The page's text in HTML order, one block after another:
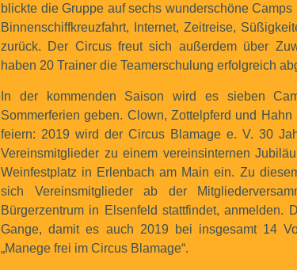
blickte die Gruppe auf sechs wunderschöne
Binnenschiffkreuzfahrt, Internet, Zeitreise,
zurück. Der Circus freut sich außerdem über
haben 20 Trainer die Teamerschulung erfolgreich
In der kommenden Saison wird es sieben
Sommerferien geben. Clown, Zottelpferd und
feiern: 2019 wird der Circus Blamage e. V. 30
Vereinsmitglieder zu einem vereinsinternen
Weinfestplatz in Erlenbach am Main ein. Zu
sich Vereinsmitglieder ab der
Bürgerzentrum in Elsenfeld stattfindet, anmelden.
Gange, damit es auch 2019 bei insgesamt 14
„Manege frei im Circus Blamage“.